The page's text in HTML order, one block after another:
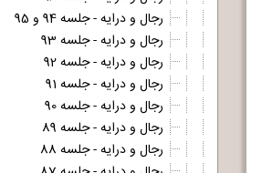
رجال و درایه - جلسه 94 و 95
رجال و درایه - جلسه 93
رجال و درایه - جلسه 92
رجال و درایه - جلسه 91
رجال و درایه - جلسه 90
رجال و درایه - جلسه 89
رجال و درایه - جلسه 88